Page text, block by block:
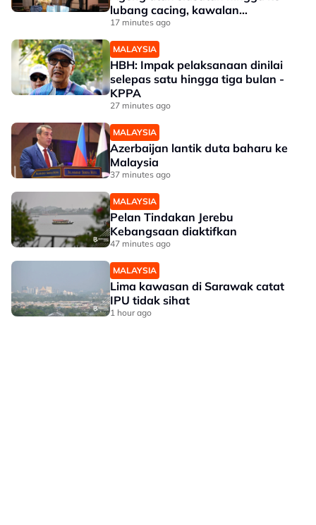
lubang cacing, kawalan
sempadan diperkukuh
17 minutes ago
MALAYSIA
HBH: Impak pelaksanaan dinilai
selepas satu hingga tiga bulan -
KPPA
27 minutes ago
MALAYSIA
Azerbaijan lantik duta baharu ke
Malaysia
37 minutes ago
MALAYSIA
Pelan Tindakan Jerebu
Kebangsaan diaktifkan
47 minutes ago
MALAYSIA
Lima kawasan di Sarawak catat
IPU tidak sihat
1 hour ago